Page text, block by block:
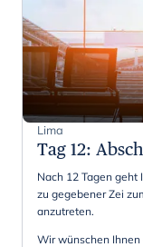
Lima
Tag 12:
Nach 12 Tagen geht
zu gegebener Zei
anzutreten.
Wir wünschen